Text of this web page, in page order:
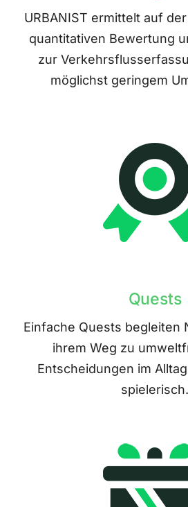
URBANIST ermittelt auf
quantitativen Bewertung
zur
möglichst geringem
Quests
Einfache Quests begleiten
ihrem Weg zu
Entscheidungen im
spielerisch.